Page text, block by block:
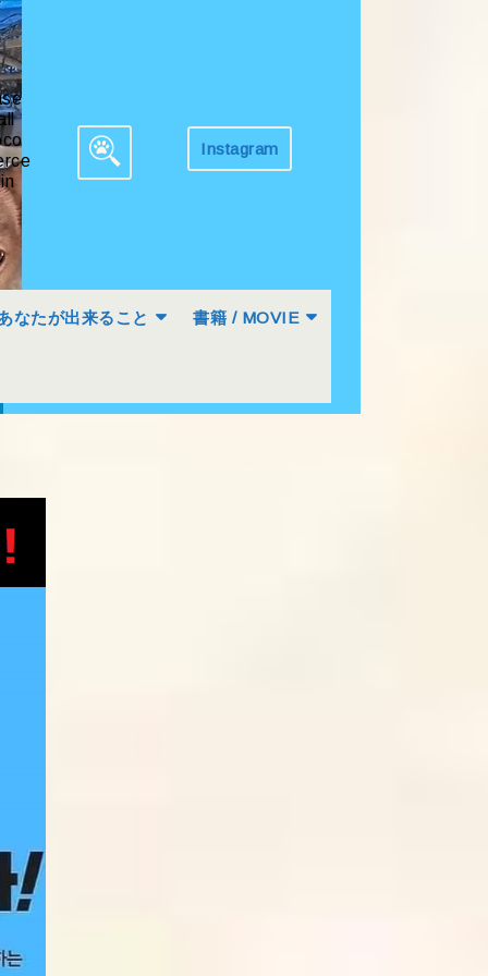
Search
InstagramGet
なたが出来ること 書籍 / MOVIE